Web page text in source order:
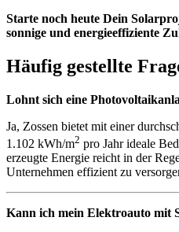
Starte noch heute Dein
sonnige und energieeffiziente
Häufig gestellte
Lohnt sich eine
Ja, Zossen bietet mit einer
1.102 kWh/m2 pro Jahr ideale
erzeugte Energie reicht in der
Unternehmen effizient zu
Kann ich mein Elektroauto mit